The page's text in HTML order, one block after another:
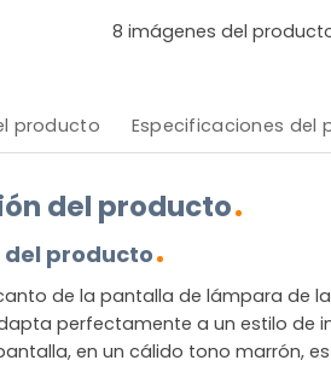
8 imágenes del
producto Especificaciones del
del producto
del producto
de la pantalla de lámpara de
perfectamente a un estilo de
en un cálido tono marrón,